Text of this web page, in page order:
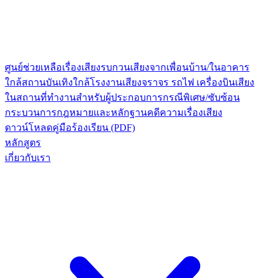
ศูนย์ช่วยเหลือเรื่องเสียงรบกวนเสียงจากเพื่อนบ้าน/ในอาคาร
ใกล้สถานบันเทิงใกล้โรงงานเสียงจราจร รถไฟ เครื่องบินเสียง
ในสถานที่ทำงานสำหรับผู้ประกอบการกรณีพิเศษ/ซับซ้อน
กระบวนการกฎหมายและหลักฐานคดีความเรื่องเสียง
ดาวน์โหลดคู่มือร้องเรียน (PDF)
หลักสูตร
เกี่ยวกับเรา